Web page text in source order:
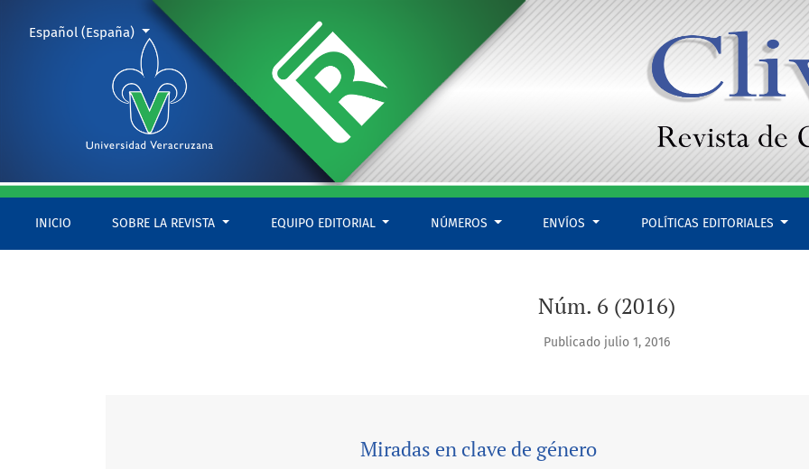
Núm. 6 (2016): Miradas en clave de género
INICIO SOBRE LA REVISTA EQUIPO EDITORIAL NÚMEROS ENVÍOS POLÍTICAS EDITORIALES
Cambiar el idioma. El actual es:
Español (España)
Núm. 6 (2016)
Publicado julio 1, 2016
Miradas en clave de género